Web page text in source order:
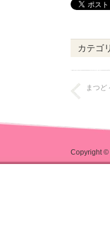
ー
カテゴ
まつど
Copyright